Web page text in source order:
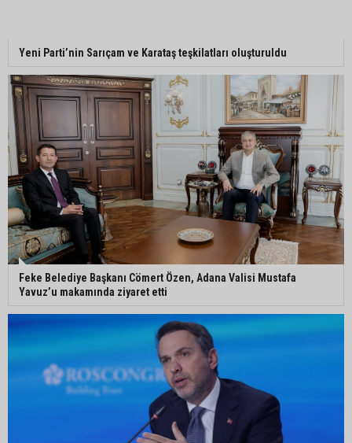
Adanalı NASA astronotu Deniz Burnham uzaya
Kozan’da üreticilere yangın ve anız uyarısı
Ceyhan’da yağlık ayçiçeği hasadı başladı
Yeni Parti’nin Sarıçam ve Karataş teşkilatları oluşturuldu
Feke Belediye Başkanı Cömert Özen, Adana Valisi Mustafa
Yavuz’u makamında ziyaret etti